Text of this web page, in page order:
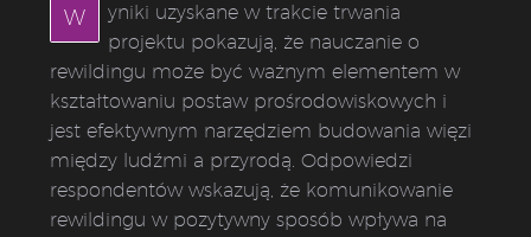
W
yniki uzyskane w trakcie trwania
projektu pokazują, że nauczanie o
rewildingu może być ważnym elementem w
kształtowaniu postaw prośrodowiskowych i
jest efektywnym narzędziem budowania więzi
między ludźmi a przyrodą. Odpowiedzi
respondentów wskazują, że komunikowanie
rewildingu w pozytywny sposób wpływa na